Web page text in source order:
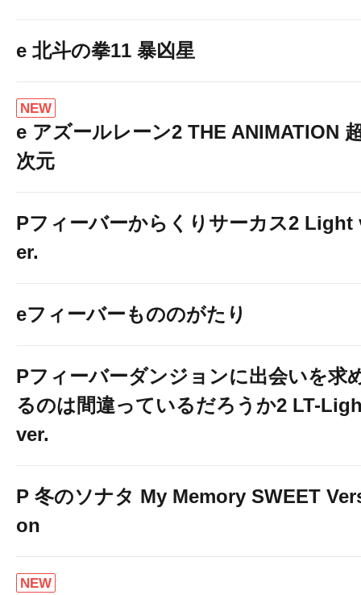
e 北斗の拳11 暴凶星
NEW
e アズールレーン2 THE ANIMATION
次元
Pフィーバーからくりサーカス2 Light
er.
eフィーバーもののがたり
Pフィーバーダンジョンに出会いを求
るのは間違っているだろうか2 LT-
ver.
P 冬のソナタ My Memory SWEET
on
NEW